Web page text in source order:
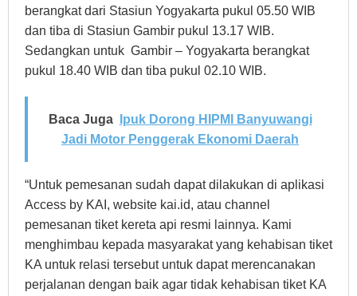
berangkat dari Stasiun Yogyakarta pukul 05.50 WIB
dan tiba di Stasiun Gambir pukul 13.17 WIB.
Sedangkan untuk Gambir – Yogyakarta berangkat
pukul 18.40 WIB dan tiba pukul 02.10 WIB.
Baca Juga
Ipuk Dorong HIPMI Banyuwangi
Jadi Motor Penggerak Ekonomi Daerah
“Untuk pemesanan sudah dapat dilakukan di aplikasi
Access by KAI, website kai.id, atau channel
pemesanan tiket kereta api resmi lainnya. Kami
menghimbau kepada masyarakat yang kehabisan tiket
KA untuk relasi tersebut untuk dapat merencanakan
perjalanan dengan baik agar tidak kehabisan tiket KA